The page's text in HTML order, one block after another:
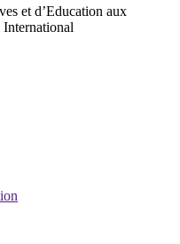
et d’Education aux
International